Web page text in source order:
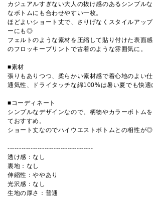
カジュアルすぎない大人の抜け感のあるシンプル
なボトムにも合わせやすい一枚。
ほどよいショート丈で、さりげなくスタイルアッ
ーにも◎
フェルトのような素材を圧縮して貼り付けた表面
のフロッキープリントで古着のような雰囲気に。
■素材
張りもありつつ、柔らかい素材感で着心地のよい仕
通気性、ドライタッチな綿100%は暑い夏でも快適
■コーディネート
シンプルなデザインなので、柄物やカラーボトム
ておすすめ。
ショート丈なのでハイウエストボトムとの相性が◎
-------------------------------------
透け感：なし
裏地：なし
伸縮性：ややあり
光沢感：なし
生地の厚さ：普通